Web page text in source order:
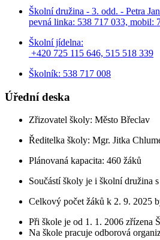
Školní družina - 3. odd. - Petra
pevná linka: 538 717 033, mobil:
Školní jídelna:
+420 725 115 646, 515 518 339
Školník: 538 717 008
Úřední deska
Zřizovatel školy: Město Břeclav
Ředitelka školy: Mgr. Jitka
Plánovaná kapacita: 460 žáků
Součástí školy je i školní družina
Celkový počet žáků k 2. 9. 2025
Při škole je od 1. 1. 2006 zřízena
Na škole pracuje odborová